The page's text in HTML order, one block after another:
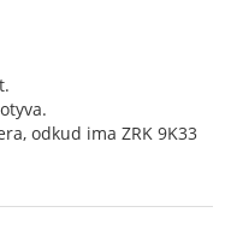
odkud ima ZRK 9K33